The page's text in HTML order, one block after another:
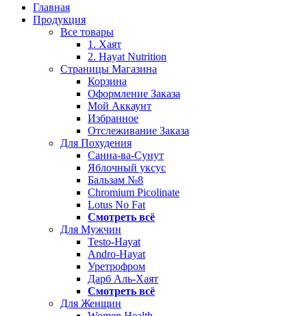
Главная
Продукция
Все товары
1. Хаят
2. Hayat Nutrition
Страницы Магазина
Корзина
Оформление Заказа
Мой Аккаунт
Избранное
Отслеживание Заказа
Для Похудения
Санна-ва-Сунут
Яблочный уксус
Бальзам №8
Chromium Picolinate
Lotus No Fat
Смотреть всё
Для Мужчин
Testo-Hayat
Andro-Hayat
Уретрофром
Дарб Аль-Хаят
Смотреть всё
Для Женщин